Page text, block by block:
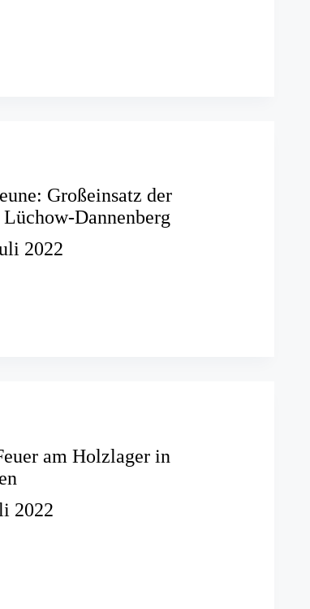
Großeinsatz der
Dannenberg
2022
am Holzlager in
2022